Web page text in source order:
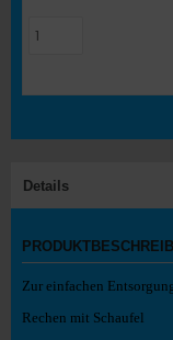
Details
Zur einfachen
Rechen mit Schaufel